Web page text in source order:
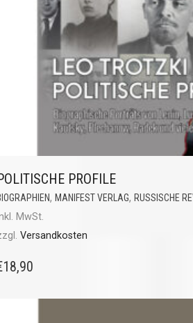
PROFILE
, MANIFEST VERLAG, RUSSISCHE
MwSt.
Versandkosten
18,90